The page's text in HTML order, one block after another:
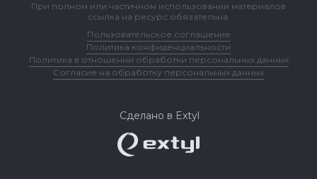
При полном или частичном использовании материалов
ссылка на ресурс обязательна.
Пользовательское соглашение
Политика конфиденциальности
Политика в отношении обработки персональных данных
Согласие на обработку персональных данных
Сделано в Extyl